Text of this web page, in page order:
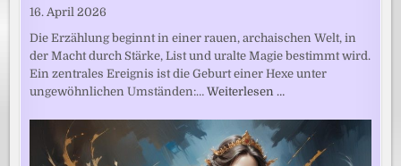
16. April 2026
Die Erzählung beginnt in einer rauen, archaischen Welt, in
der Macht durch Stärke, List und uralte Magie bestimmt wird.
Ein zentrales Ereignis ist die Geburt einer Hexe unter
ungewöhnlichen Umständen:…Weiterlesen …